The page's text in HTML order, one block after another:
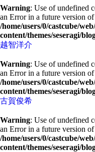
Warning: Use of undefined
an Error in a future version
/home/users/0/castcube/
content/themes/seseragi/
越智洋介
Warning: Use of undefined
an Error in a future version
/home/users/0/castcube/
content/themes/seseragi/
古賀俊希
Warning: Use of undefined
an Error in a future version
/home/users/0/castcube/
content/themes/seseragi/